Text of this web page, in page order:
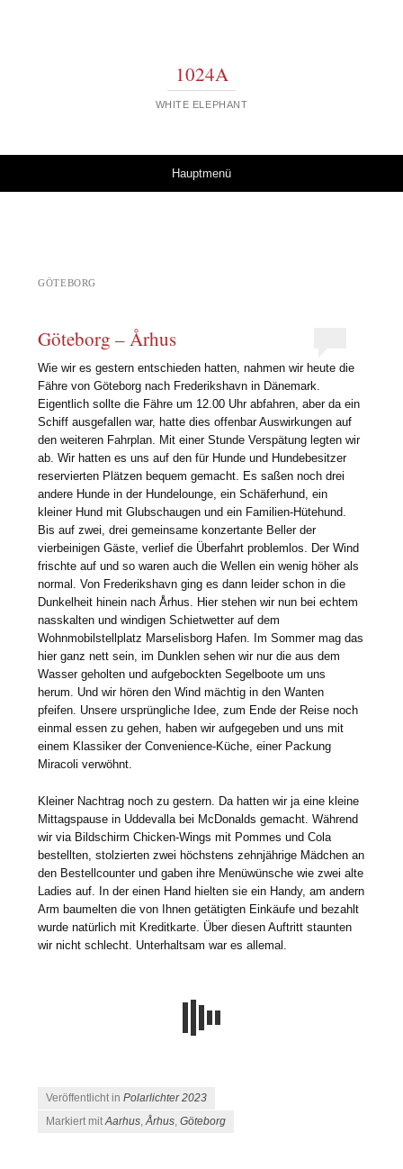
1024A
WHITE ELEPHANT
Hauptmenü
GÖTEBORG
Göteborg – Århus
Wie wir es gestern entschieden hatten, nahmen wir heute die
Fähre von Göteborg nach Frederikshavn in Dänemark.
Eigentlich sollte die Fähre um 12.00 Uhr abfahren, aber da ein
Schiff ausgefallen war, hatte dies offenbar Auswirkungen auf
den weiteren Fahrplan. Mit einer Stunde Verspätung legten wir
ab. Wir hatten es uns auf den für Hunde und Hundebesitzer
reservierten Plätzen bequem gemacht. Es saßen noch drei
andere Hunde in der Hundelounge, ein Schäferhund, ein
kleiner Hund mit Glubschaugen und ein Familien-Hütehund.
Bis auf zwei, drei gemeinsame konzertante Beller der
vierbeinigen Gäste, verlief die Überfahrt problemlos. Der Wind
frischte auf und so waren auch die Wellen ein wenig höher als
normal. Von Frederikshavn ging es dann leider schon in die
Dunkelheit hinein nach Århus. Hier stehen wir nun bei echtem
nasskalten und windigen Schietwetter auf dem
Wohnmobilstellplatz Marselisborg Hafen. Im Sommer mag das
hier ganz nett sein, im Dunklen sehen wir nur die aus dem
Wasser geholten und aufgebockten Segelboote um uns
herum. Und wir hören den Wind mächtig in den Wanten
pfeifen. Unsere ursprüngliche Idee, zum Ende der Reise noch
einmal essen zu gehen, haben wir aufgegeben und uns mit
einem Klassiker der Convenience-Küche, einer Packung
Miracoli verwöhnt.
Kleiner Nachtrag noch zu gestern. Da hatten wir ja eine kleine
Mittagspause in Uddevalla bei McDonalds gemacht. Während
wir via Bildschirm Chicken-Wings mit Pommes und Cola
bestellten, stolzierten zwei höchstens zehnjährige Mädchen an
den Bestellcounter und gaben ihre Menüwünsche wie zwei alte
Ladies auf. In der einen Hand hielten sie ein Handy, am andern
Arm baumelten die von Ihnen getätigten Einkäufe und bezahlt
wurde natürlich mit Kreditkarte. Über diesen Auftritt staunten
wir nicht schlecht. Unterhaltsam war es allemal.
Veröffentlicht inPolarlichter 2023
Markiert mitAarhus,Århus,Göteborg